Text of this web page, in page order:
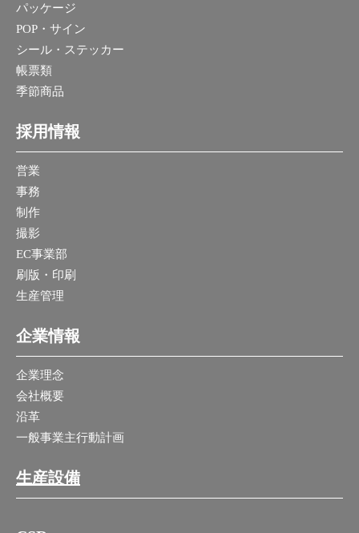
パッケージ
POP・サイン
シール・ステッカー
帳票類
季節商品
採用情報
営業
事務
制作
撮影
EC事業部
刷版・印刷
生産管理
企業情報
企業理念
会社概要
沿革
一般事業主行動計画
生産設備